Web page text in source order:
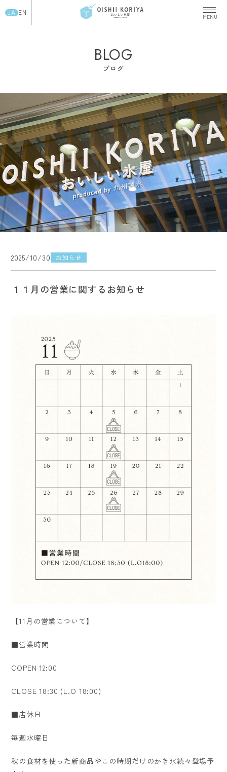
EN
JA
BLOG
ブログ
2025/10/30 お知らせ
１１月の営業に関するお知らせ
【11月の営業について】
■営業時間
COPEN 12:00
CLOSE 18:30 (L.O 18:00)
■店休日
毎週水曜日
秋の食材を使った新商品やこの時期だけのかき氷続々登場予